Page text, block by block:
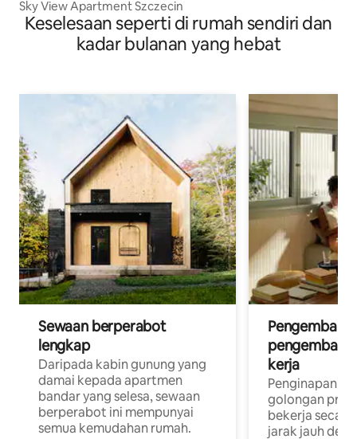
Sky View Apartment Szczecin
Keselesaan seperti di rumah sendiri dan
kadar bulanan yang hebat
Sewaan berperabot
lengkap
Daripada kabin gunung yang
damai kepada apartmen
bandar yang selesa, sewaan
berperabot ini mempunyai
semua kemudahan rumah.
Pengembara
pengembara
kerja
Penginapan
golongan
bekerja
jarak jauh